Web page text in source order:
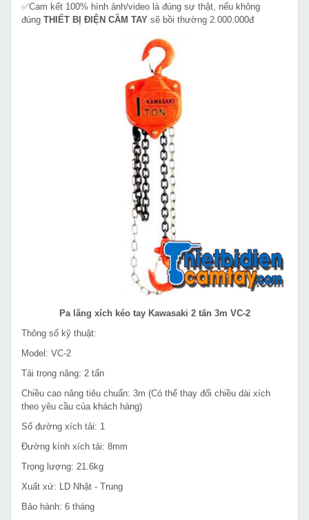
✅Cam kết 100% hình ảnh/video là đúng sự thật, nếu không
đúng THIẾT BỊ ĐIỆN CẦM TAY sẽ bồi thường 2.000.000đ
Pa lăng xích kéo tay Kawasaki 2 tấn 3m VC-2
Thông số kỹ thuật:
Model: VC-2
Tải trọng nâng: 2 tấn
Chiều cao nâng tiêu chuẩn: 3m (Có thể thay đổi chiều dài xích
theo yêu cầu của khách hàng)
Số đường xích tải: 1
Đường kính xích tải: 8mm
Trọng lượng: 21.6kg
Xuất xứ: LD Nhật - Trung
Bảo hành: 6 tháng